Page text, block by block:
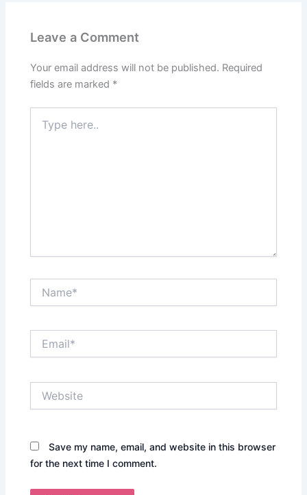
Leave a Comment
Your email address will not be published. Required
fields are marked *
here..
Save my name, email, and website in this browser
for the next time I comment.